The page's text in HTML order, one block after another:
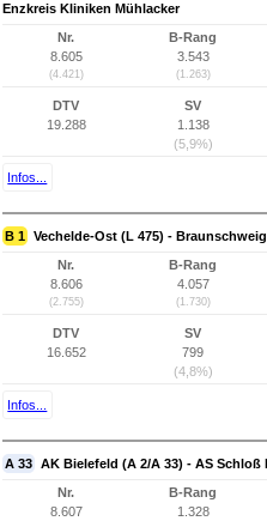
Enzkreis Kliniken Mühlacker
Nr.
8.605
(4.421)
B-Rang
3.543
(1.263)
DTV
19.288
SV
1.138
(5,9%)
Infos...
B 1 Vechelde-Ost (L 475) -
Nr.
8.606
(2.755)
B-Rang
4.057
(1.730)
DTV
16.652
SV
799
(4,8%)
Infos...
A 33 AK Bielefeld (A 2/A 33) - AS
Nr.
8.607
B-Rang
1.328